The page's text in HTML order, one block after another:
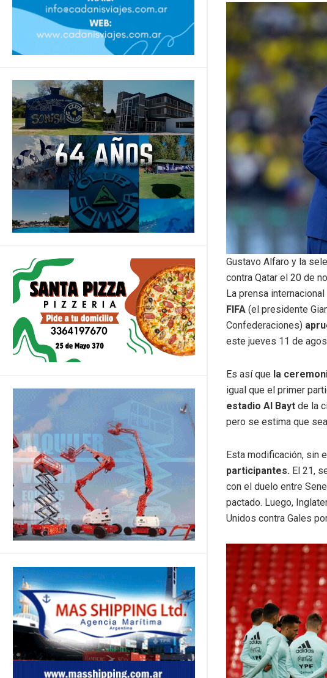
Gustavo Alfaro y la
contra Qatar el 20 de
La prensa
FIFA (el presidente
Confederaciones)
este jueves 11 de
Es así que la
igual que el primer
estadio Al Bayt de la
pero se estima que
Esta modificación, sin
participantes. El 21,
con el duelo entre
pactado. Luego,
Unidos contra Gales